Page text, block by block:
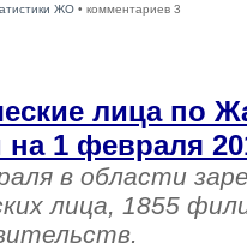
ЖО • комментариев 3
лица по
на 1 февраля
в области
лица, 1855